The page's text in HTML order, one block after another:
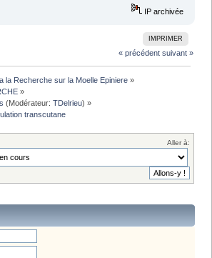
IP archivée
IMPRIMER
« précédent suivant »
la Recherche sur la Moelle Epiniere »
»
(Modérateur:TDelrieu) »
transcutane
Aller à: